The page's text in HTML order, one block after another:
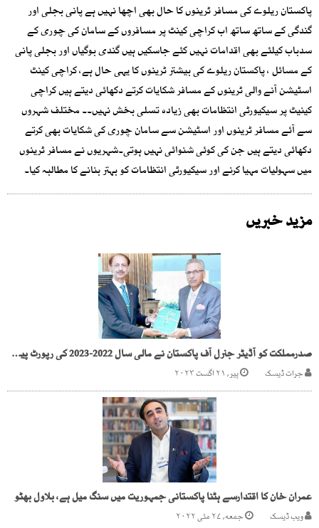
پاکستان ریلوے کی مسافر ٹرینوں کا حال بھی اچھا نہیں ہے پانی بجلی اور
گندگی کے ساتھ ساتھ اب کراچی کینٹ پر مسافروں کے سامان کی چوری کے
سدباب کیلئے بھی اقدامات نہیں کئے جاسکیں ہیں گندی بوگیاں اور بجلی پانی
کے مسائل ، پاکستان ریلوے کی بیشتر ٹرینوں کا یہی حال ہے، کراچی کینٹ
اسٹیشن آنے والی ٹرینوں کے مسافر شکایات کرتے دکھائی دیتے ہیں کراچی
کینیٹ پر سیکیورٹی انتظامات بھی زیادہ تسلی بخش نہیں۔۔ مختلف شہروں
سے آئے مسافر ٹرینوں اور اسٹیشن سے سامان چوری کی شکایات بھی کرتے
دکھائی دیتے ہیں جن کی کوئی شنوائی نہیں ہوتی۔شہریوں نے مسافر ٹرینوں
میں سہولیات مہیا کرنے اور سیکیورٹی انتظامات کو بہتر بنانے کا مطالبہ کیا۔
مزید خبریں
صدرمملکت کو آڈیٹر جنرل آف پاکستان نے مالی سال 2022-2023 کی رپورٹ پیش کر دی
جرات ڈیسک پیر, ۲۱ اگست ۲۰۲۳
عمران خان کا اقتدارسے ہٹنا پاکستانی جمہوریت میں سنگ میل ہے، بلاول بھٹو
ویب ڈیسک جمعه, ۲۷ مئی ۲۰۲۲